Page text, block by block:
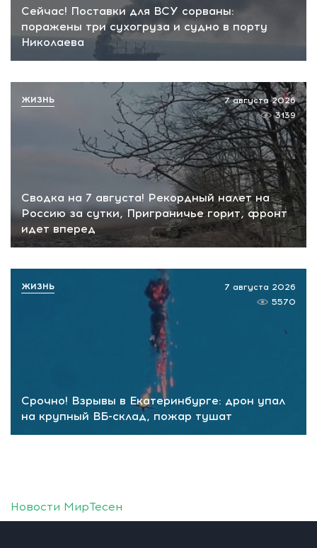
Сейчас! Поставки для ВСУ сорваны:
поражены три сухогруза и судно в порту
Николаева
Сводка на 7 августа! Рекордный налет на
Россию за сутки, Приграничье горит, фронт
идет вперед
7 августа 2026
3139
ЖИЗНЬ
Срочно! Взрывы в Екатеринбурге: дрон упал
на крупный ВБ-склад, пожар тушат
7 августа 2026
5570
ЖИЗНЬ
Новости МирТесен